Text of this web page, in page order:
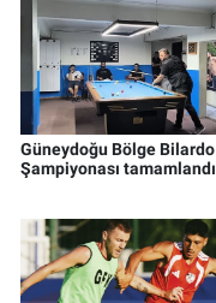
Güneydoğu Bölge Bilardo
Şampiyonası tamamlandı